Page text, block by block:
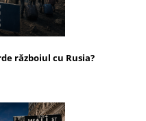
războiul cu Rusia?